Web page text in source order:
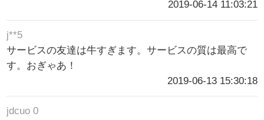
2019-06-14 11:03:21
j**5
サービスの友達は牛すぎます。サービスの質は最高で
す。おぎゃあ！
2019-06-13 15:30:18
jdcuo 0